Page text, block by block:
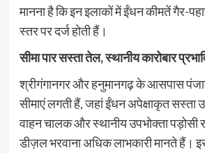
मानना है कि इन इलाकों में ईंधन कीमतें गैर-
स्तर पर दर्ज होती हैं।
सीमा पार सस्ता तेल, स्थानीय कारोबार
श्रीगंगानगर और हनुमानगढ़ के आसपास
सीमाएं लगती हैं, जहां ईंधन अपेक्षाकृत
वाहन चालक और स्थानीय उपभोक्ता पड़ोसी
डीज़ल भरवाना अधिक लाभकारी मानते हैं।